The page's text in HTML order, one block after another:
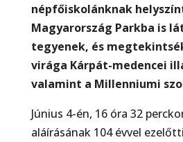
népfőiskolánknak
Magyarország Parkba is
tegyenek, és
virága Kárpát-medencei
valamint a Millenniumi
Június 4-én, 16 óra 32
aláírásának 104 évvel